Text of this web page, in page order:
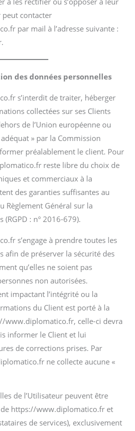
peut contacter
par mail à l’adresse suivante :
des données personnelles
s’interdit de traiter, héberger
collectées sur ses Clients
de l’Union européenne ou
» par la Commission
préalablement le client. Pour
reste libre du choix de
et commerciaux à la
des garanties suffisantes au
Règlement Général sur la
(RGPD : n° 2016-679).
s’engage à prendre toutes les
afin de préserver la sécurité des
qu’elles ne soient pas
non autorisées.
impactant l’intégrité ou la
du Client est porté à la
www.diplomatico.fr, celle-ci devra
informer le Client et lui
de corrections prises. Par
ne collecte aucune «
de l’Utilisateur peuvent être
https://www.diplomatico.fr et
de services), exclusivement